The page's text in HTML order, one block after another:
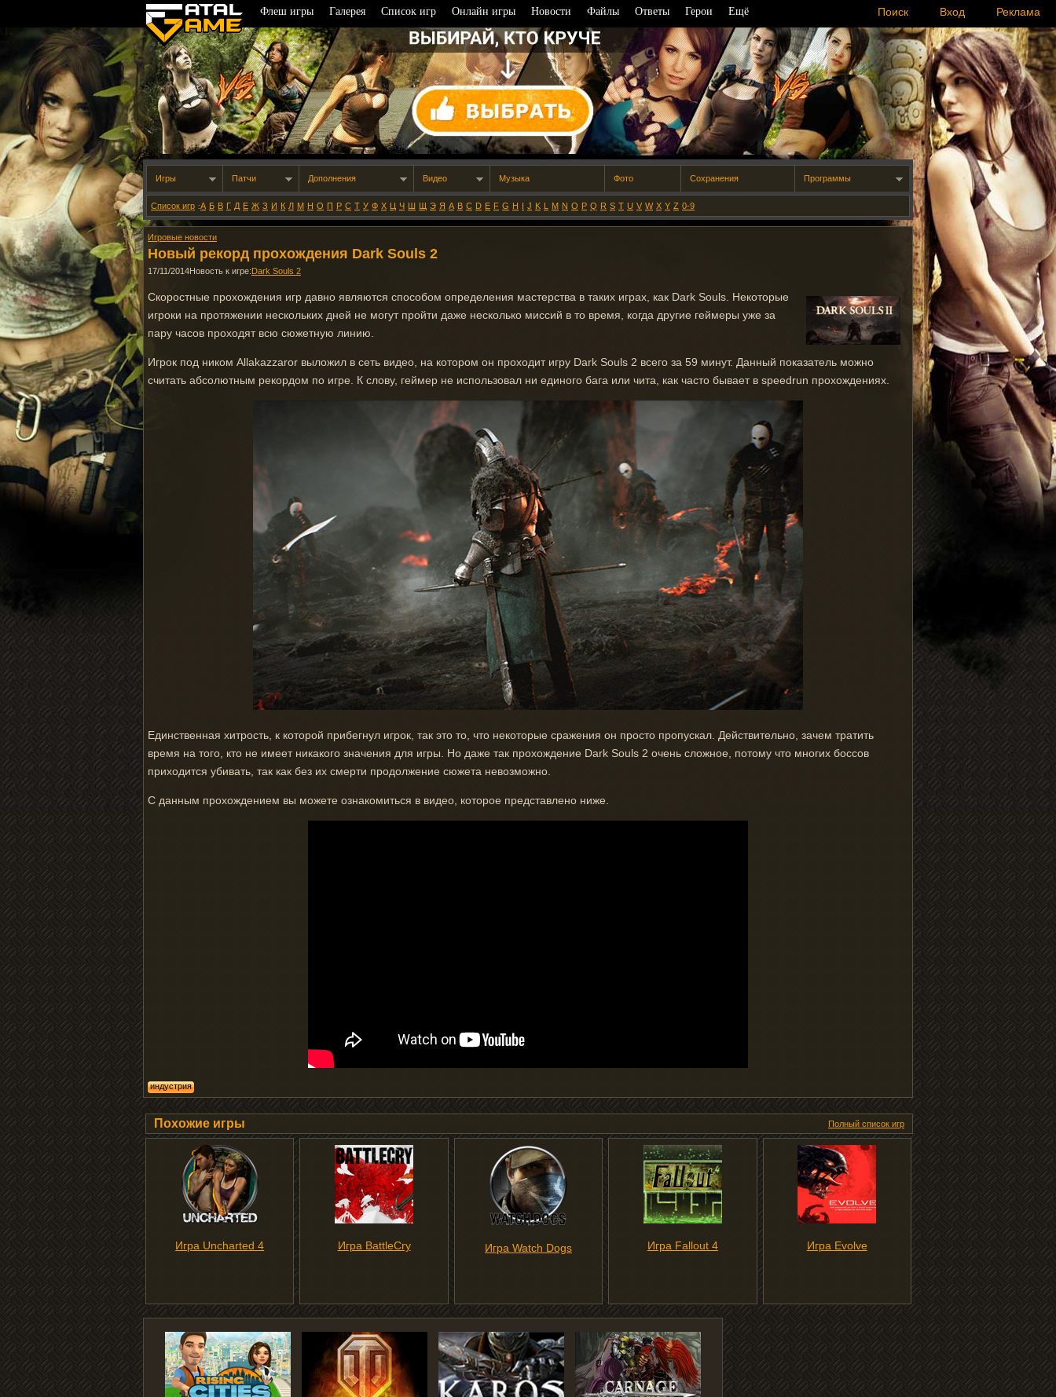
Игры Патчи Дополнения Видео Музыка Фото Сохранения Программы
Список игр :А Б В Г Д Е Ж З И К Л М Н О П Р С Т У Ф Х Ц Ч Ш Щ Э Я A B C D E F G H I J K L M N O P Q R S T U V W X Y Z 0-9
Игровые новости
Новый рекорд прохождения Dark Souls 2
17/11/2014Новость к игре:Dark Souls 2
Скоростные прохождения игр давно являются способом определения мастерства в таких играх, как Dark Souls. Некоторые
игроки на протяжении нескольких дней не могут пройти даже несколько миссий в то время, когда другие геймеры уже за
пару часов проходят всю сюжетную линию.
Игрок под ником Allakazzaror выложил в сеть видео, на котором он проходит игру Dark Souls 2 всего за 59 минут. Данный показатель можно
считать абсолютным рекордом по игре. К слову, геймер не использовал ни единого бага или чита, как часто бывает в speedrun прохождениях.
Единственная хитрость, к которой прибегнул игрок, так это то, что некоторые сражения он просто пропускал. Действительно, зачем тратить
время на того, кто не имеет никакого значения для игры. Но даже так прохождение Dark Souls 2 очень сложное, потому что многих боссов
приходится убивать, так как без их смерти продолжение сюжета невозможно.
С данным прохождением вы можете ознакомиться в видео, которое представлено ниже.
индустрия
Похожие игры Полный список игр
Игра Uncharted 4 Игра BattleCry Игра Watch Dogs Игра Fallout 4 Игра Evolve
Флеш игры Галерея Список игр Онлайн игры Новости Файлы Ответы Герои Ещё Реклама
Вход
Поиск